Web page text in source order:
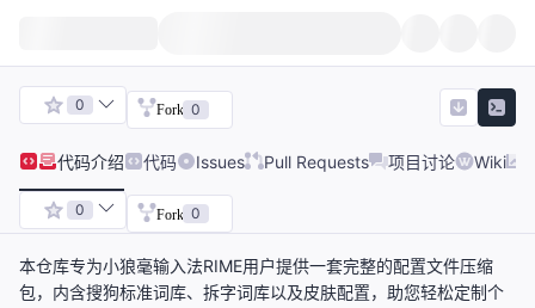
0 Fork 0
代码介绍 代码 Issues Pull Requests 项目讨论 Wiki
0 Fork 0
本仓库专为小狼毫输入法RIME用户提供一套完整的配置文件压缩
包，内含搜狗标准词库、拆字词库以及皮肤配置，助您轻松定制个